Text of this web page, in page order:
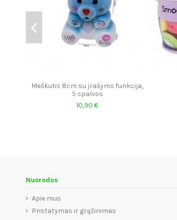
Meškutis 8cm su įrašymo funkcija,
5 spalvos
10,90 €
Nuorodos
Apie mus
Pristatymas ir grąžinimas